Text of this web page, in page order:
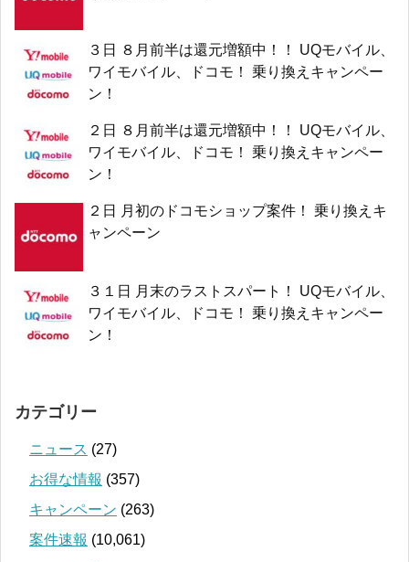
３日 ８月前半は還元増額中！！ UQモバイル、
ワイモバイル、ドコモ！ 乗り換えキャンペー
ン！
２日 ８月前半は還元増額中！！ UQモバイル、
ワイモバイル、ドコモ！ 乗り換えキャンペー
ン！
２日 月初のドコモショップ案件！ 乗り換えキ
ャンペーン
３１日 月末のラストスパート！ UQモバイル、
ワイモバイル、ドコモ！ 乗り換えキャンペー
ン！
カテゴリー
ニュース (27)
お得な情報 (357)
キャンペーン (263)
案件速報 (10,061)